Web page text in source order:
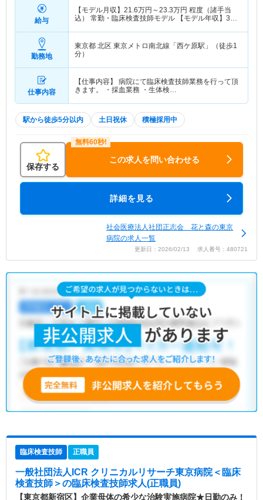
給与
【モデル月収】 21.6万円～23.3万円 程度（諸手当
込） 常勤・臨床検査技師モデル 【モデル年収】 348
師モデル
勤務地
東京都 北区 東京メトロ南北線「西ケ原駅」（徒歩1
分）
仕事内容
【仕事内容】 病院にて臨床検査技師業務を行って頂
きます。 ・採血業務 ・生体検…
駅から徒歩5分以内 土日祝休 積極採用中
保存する
この求人を問い合わせる
詳細を見る
社会医療法人社団正志会 花と森の東京
病院の求人一覧
更新日：2026/02/13 求人番号：480721
臨床検査技師 正職員
一般社団法人ICR クリニカルリサーチ東京病院＜臨床
検査技師＞の臨床検査技師求人(正職員)
【東京都新宿区】企業母体の希少な治験実施病院★日勤のみ！